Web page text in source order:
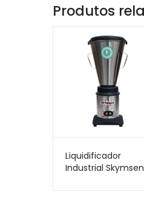
Produtos
Liquidificador
Industrial